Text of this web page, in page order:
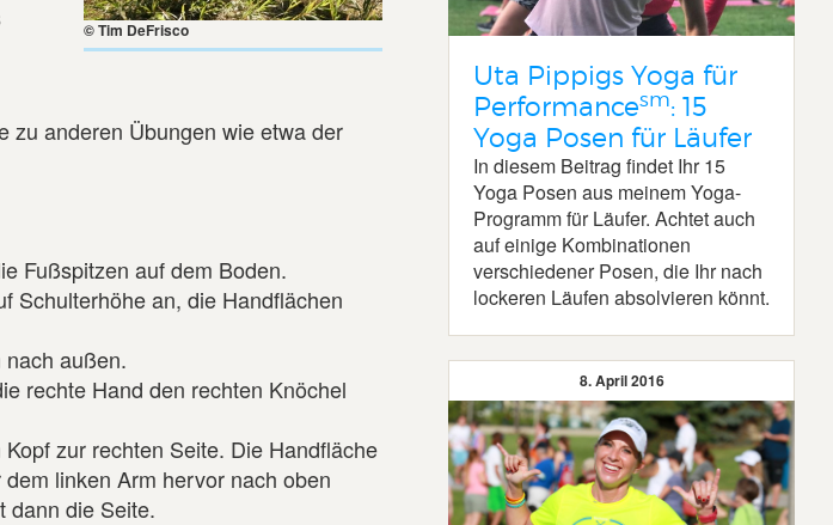
© Tim DeFrisco
zu anderen Übungen wie etwa der
Fußspitzen auf dem Boden.
Schulterhöhe an, die Handflächen
außen.
rechte Hand den rechten Knöchel
zur rechten Seite. Die Handfläche
linken Arm hervor nach oben
dann die Seite.
Uta Pippigs Yoga für
Performancesm: 15
Yoga Posen für Läufer
In diesem Beitrag findet Ihr 15
Yoga Posen aus meinem Yoga-
Programm für Läufer. Achtet auch
auf einige Kombinationen
verschiedener Posen, die Ihr nach
lockeren Läufen absolvieren könnt.
8. April 2016